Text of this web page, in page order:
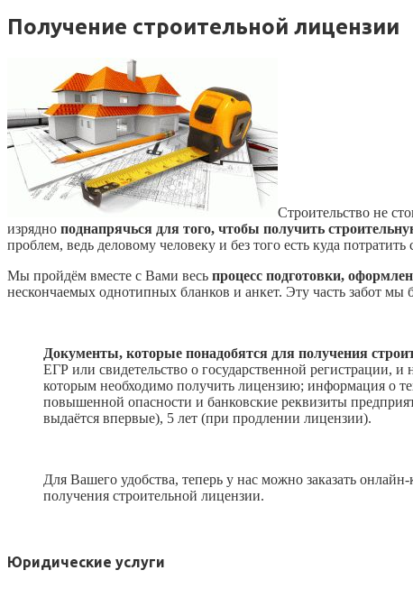
Получение строительной лицензии
Строительство не
изрядно поднапрячься для того, чтобы получить
проблем, ведь деловому человеку и без того есть куда
Мы пройдём вместе с Вами весь процесс подготовки,
нескончаемых однотипных бланков и анкет. Эту часть забот мы
Документы, которые понадобятся для получения
ЕГР или свидетельство о государственной регистрации,
которым необходимо получить лицензию; информация о
повышенной опасности и банковские реквизиты
выдаётся впервые), 5 лет (при продлении лицензии).
Для Вашего удобства, теперь у нас можно заказать
получения строительной лицензии.
Юридические услуги